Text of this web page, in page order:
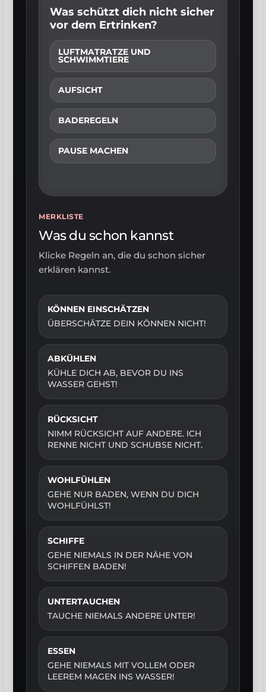
Was schützt dich nicht sicher
vor dem Ertrinken?
LUFTMATRATZE UND
SCHWIMMTIERE
AUFSICHT
BADEREGELN
PAUSE MACHEN
MERKLISTE
Was du schon kannst
Klicke Regeln an, die du schon sicher
erklären kannst.
KÖNNEN EINSCHÄTZEN
ÜBERSCHÄTZE DEIN KÖNNEN NICHT!
ABKÜHLEN
KÜHLE DICH AB, BEVOR DU INS
WASSER GEHST!
RÜCKSICHT
NIMM RÜCKSICHT AUF ANDERE. ICH
RENNE NICHT UND SCHUBSE NICHT.
WOHLFÜHLEN
GEHE NUR BADEN, WENN DU DICH
WOHLFÜHLST!
SCHIFFE
GEHE NIEMALS IN DER NÄHE VON
SCHIFFEN BADEN!
UNTERTAUCHEN
TAUCHE NIEMALS ANDERE UNTER!
ESSEN
GEHE NIEMALS MIT VOLLEM ODER
LEEREM MAGEN INS WASSER!